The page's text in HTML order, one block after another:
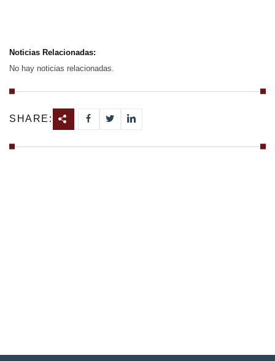
Noticias Relacionadas:
No hay noticias relacionadas.
SHARE: